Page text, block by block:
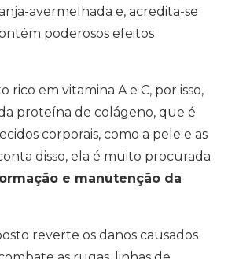
avermelhada e, acredita-se
poderosos efeitos
rico em vitamina A e C, por isso,
proteína de colágeno, que é
corporais, como a pele e as
disso, ela é muito procurada
e manutenção da
reverte os danos causados